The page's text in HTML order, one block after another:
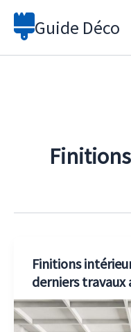
Aller
Guide Déco
Finitions
derniers travaux